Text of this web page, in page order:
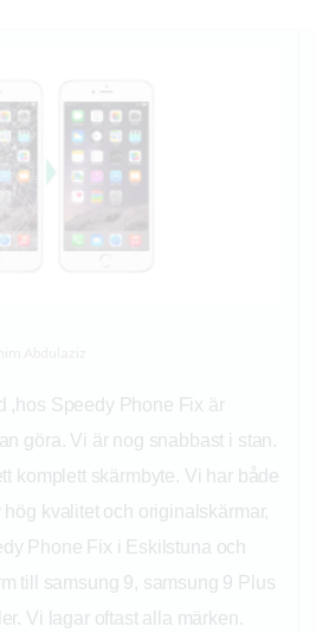
,hos Speedy Phone Fix är
göra. Vi är nog snabbast i stan.
komplett skärmbyte. Vi har både
kvalitet och originalskärmar,
Phone Fix i Eskilstuna och
till samsung 9, samsung 9 Plus
Vi lagar oftast alla märken.